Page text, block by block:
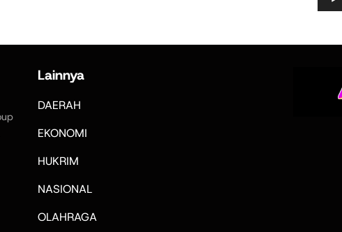
Lainnya
DAERAH
EKONOMI
HUKRIM
NASIONAL
OLAHRAGA